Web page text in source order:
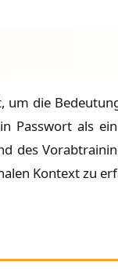
um die
Passwort als
des
Kontext zu